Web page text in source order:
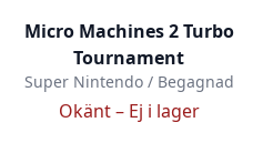
Micro Machines 2 Turbo
Tournament
Super Nintendo / Begagnad
Okänt – Ej i lager